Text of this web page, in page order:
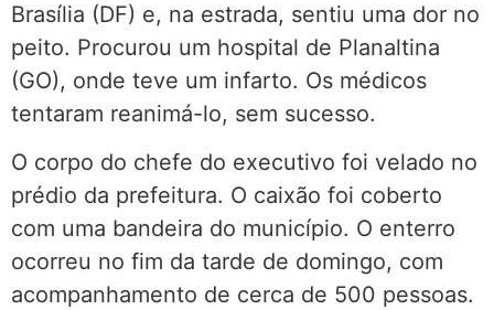
Brasília (DF) e, na estrada, sentiu uma dor no
peito. Procurou um hospital de Planaltina
(GO), onde teve um infarto. Os médicos
tentaram reanimá-lo, sem sucesso.
O corpo do chefe do executivo foi velado no
prédio da prefeitura. O caixão foi coberto
com uma bandeira do município. O enterro
ocorreu no fim da tarde de domingo, com
acompanhamento de cerca de 500 pessoas.